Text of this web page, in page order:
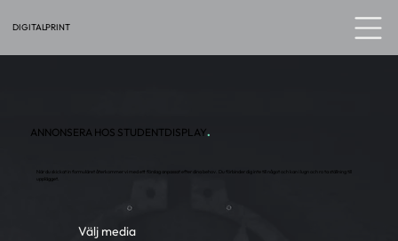
DIGITALPRINT
ANNONSERA HOS STUDENTDISPLAY.
När du skickat in formuläret återkommer vi med ett förslag anpassat efter dina behov. Du förbinder dig inte till något och kan i lugn och ro ta ställning till
upplägget.
Välj media